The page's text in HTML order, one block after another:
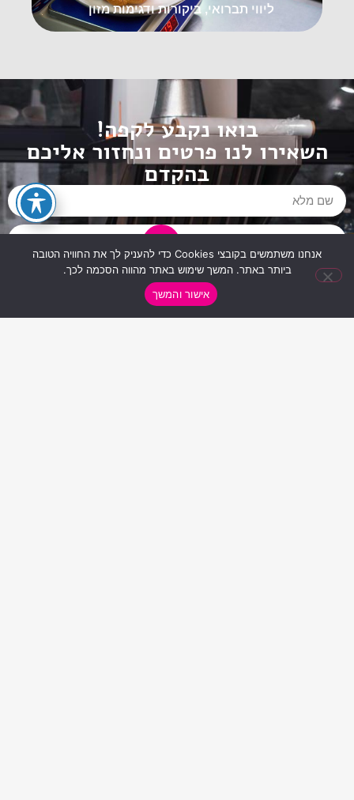
ליווי תברואי, ביקורות ודגימות מזון
בואו נקבע לקפה!
השאירו לנו פרטים ונחזור אליכם
בהקדם
אנחנו משתמשים בקובצי Cookies כדי להעניק לך את החוויה הטובה
ביותר באתר. המשך שימוש באתר מהווה הסכמה לכך.
אישור והמשך